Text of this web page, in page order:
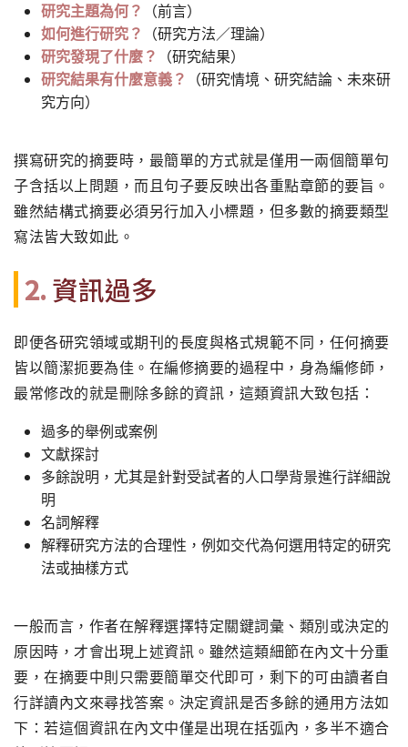
研究主題為何？
（前言）
如何進行研究？
（研究方法／理論）
研究發現了什麼？
（研究結果）
研究結果有什麼意義？
（研究情境、研究結論、未來研
究方向）
撰寫研究的摘要時，最簡單的方式就是僅用一兩個簡單句
子含括以上問題，而且句子要反映出各重點章節的要旨。
雖然結構式摘要必須另行加入小標題，但多數的摘要類型
寫法皆大致如此。
2.資訊過多
即便各研究領域或期刊的長度與格式規範不同，任何摘要
皆以簡潔扼要為佳。在編修摘要的過程中，身為編修師，
最常修改的就是刪除多餘的資訊，這類資訊大致包括：
過多的舉例或案例
文獻探討
多餘說明，尤其是針對受試者的人口學背景進行詳細說
明
名詞解釋
解釋研究方法的合理性，例如交代為何選用特定的研究
法或抽樣方式
一般而言，作者在解釋選擇特定關鍵詞彙、類別或決定的
原因時，才會出現上述資訊。雖然這類細節在內文十分重
要，在摘要中則只需要簡單交代即可，剩下的可由讀者自
行詳讀內文來尋找答案。決定資訊是否多餘的通用方法如
下：若這個資訊在內文中僅是出現在括弧內，多半不適合